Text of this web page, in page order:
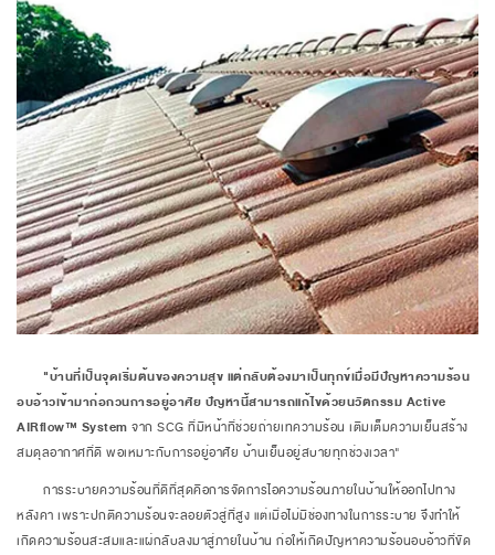
"บ้านที่เป็นจุดเริ่มต้นของความสุข แต่กลับต้องมาเป็นทุกข์เมื่อมีปัญหาความร้อน
อบอ้าวเข้ามาก่อกวนการอยู่อาศัย ปัญหานี้สามารถแก้ไขด้วยนวัตกรรม Active
AIRflow™ System จาก SCG ที่มีหน้าที่ช่วยถ่ายเทความร้อน เติมเต็มความเย็นสร้าง
สมดุลอากาศที่ดี พอเหมาะกับการอยู่อาศัย บ้านเย็นอยู่สบายทุกช่วงเวลา"
การระบายความร้อนที่ดีที่สุดคือการจัดการไอความร้อนภายในบ้านให้ออกไปทาง
หลังคา เพราะปกติความร้อนจะลอยตัวสู่ที่สูง แต่เมื่อไม่มีช่องทางในการระบาย จึงทำให้
เกิดความร้อนสะสมและแผ่กลับลงมาสู่ภายในบ้าน ก่อให้เกิดปัญหาความร้อนอบอ้าวที่ขัด